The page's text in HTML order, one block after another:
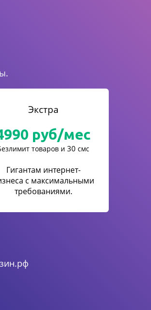
Экстра
руб/мес
товаров и 30 смс
Гигантам интернет-
с максимальными
требованиями.